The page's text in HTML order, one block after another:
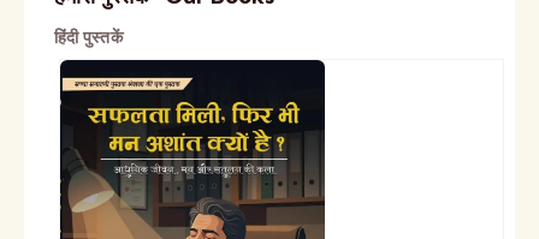
हिंदी पुस्तकें